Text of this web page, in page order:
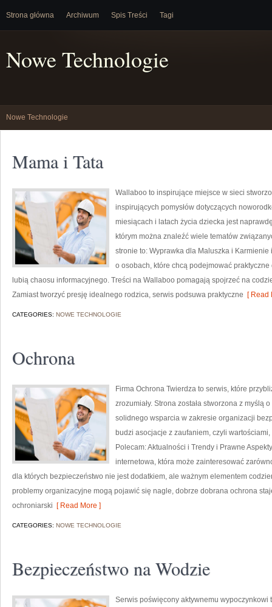
Strona główna Archiwum Spis Treści Tagi
Nowe Technologie
Nowe Technologie
Mama i Tata
Wallaboo to inspirujące miejsce w sieci
inspirujących pomysłów dotyczących
miesiącach i latach życia dziecka jest
którym można znaleźć wiele tematów
stronie to: Wyprawka dla Maluszka i Karmienie
o osobach, które chcą podejmować
lubią chaosu informacyjnego. Treści na Wallaboo pomagają spojrzeć na
Zamiast tworzyć presję idealnego rodzica, serwis podsuwa praktyczne [ Read
CATEGORIES: NOWE TECHNOLOGIE
Ochrona
Firma Ochrona Twierdza to serwis, które
zrozumiały. Strona została stworzona z myślą
solidnego wsparcia w zakresie organizacji
budzi asocjacje z zaufaniem, czyli
Polecam: Aktualności i Trendy i Prawne
internetowa, która może zainteresować
dla których bezpieczeństwo nie jest dodatkiem, ale ważnym elementem
problemy organizacyjne mogą pojawić się nagle, dobrze dobrana ochrona
ochroniarski [ Read More ]
CATEGORIES: NOWE TECHNOLOGIE
Bezpieczeństwo na Wodzie
Serwis poświęcony aktywnemu wypoczynkowi